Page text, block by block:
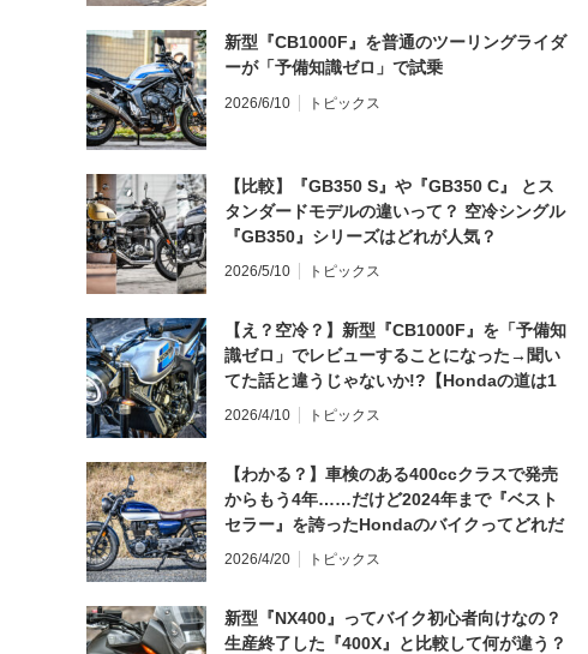
新型『CB1000F』を普通のツーリングライダ
ーが「予備知識ゼロ」で試乗
2026/6/10 トピックス
【比較】『GB350 S』や『GB350 C』 とス
タンダードモデルの違いって？ 空冷シングル
『GB350』シリーズはどれが人気？
2026/5/10 トピックス
【え？空冷？】新型『CB1000F』を「予備知
識ゼロ」でレビューすることになった→聞い
てた話と違うじゃないか!?【Hondaの道は1
日にしてならず／CB1000F ①第一印象 編】
2026/4/10 トピックス
【わかる？】車検のある400ccクラスで発売
からもう4年……だけど2024年まで『ベスト
セラー』を誇ったHondaのバイクってどれだ
と思う？
2026/4/20 トピックス
新型『NX400』ってバイク初心者向けなの？
生産終了した『400X』と比較して何が違う？